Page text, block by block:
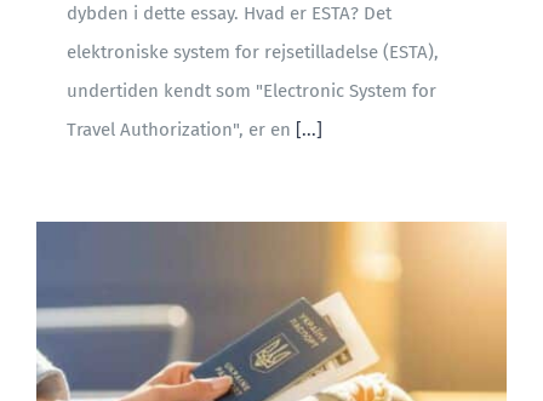
dybden i dette essay. Hvad er ESTA? Det
elektroniske system for rejsetilladelse (ESTA),
undertiden kendt som "Electronic System for
Travel Authorization", er en [...]